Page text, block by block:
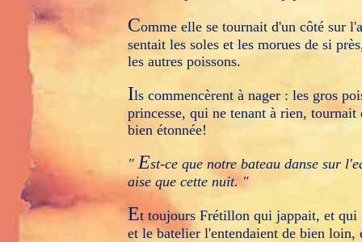
Comme elle se tournait d'un côté sur
sentait les soles et les morues de si
les autres poissons.
Ils commencèrent à nager : les gros
princesse, qui ne tenant à rien,
bien étonnée!
"Est-ce que notre bateau danse sur
aise que cette nuit. "
Et toujours Frétillon qui jappait, et qui
et le batelier l'entendaient de bien loin,